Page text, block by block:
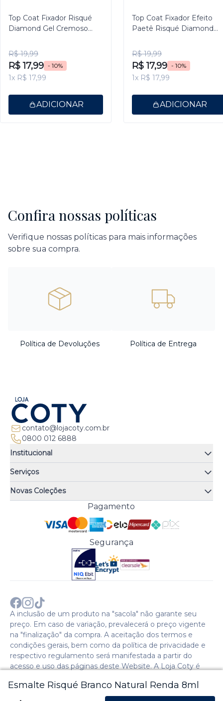
Esmalte Risqué Branco Natural Renda 8ml
Top Coat Fixador Risqué
Diamond Gel Cremoso
R$ 19,99
R$ 17,99 - 10%
1x R$ 17,99
ADICIONAR
Top Coat Fixador Efeito
Paetê Risqué Diamond
R$ 19,99
R$ 17,99 - 10%
1x R$ 17,99
ADICIONAR
Confira nossas políticas
Verifique nossas políticas para mais informações
sobre sua compra.
Política de Devoluções Política de Entrega
contato@lojacoty.com.br
0800 012 6888
Institucional
Quem somos
Quiz de fragrâncias
Trocas e Devoluções
Troque Fácil
Perguntas Frequentes
Política de Pagamento
Política de Entrega
Política de Privacidade
Comprar com CNPJ?
Sobre a COTY no mundo
Serviços
Atendimento
Meus Pedidos
Trabalhe Conosco
Preferências de Cookies
Novas Coleções
Cenoura & Bronze
Pagamento
Segurança
A inclusão de um produto na "sacola" não garante seu
preço. Em caso de variação, prevalecerá o preço vigente
na "finalização" da compra. A aceitação dos termos e
condições gerais, bem como da política de privacidade e
respectivo regulamento será manifestada a partir do
acesso e uso das páginas deste Website. A Loja Coty é
Endereço: Avenida Caio Cotrim,46. Galpão 1. Itaqui. Itapevi,
SP - CEP: 06696-060 - 2024 © Copyright Coty. Todos os